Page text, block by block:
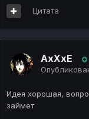
Цитата
AxXxE
Идея хорошая,
займет